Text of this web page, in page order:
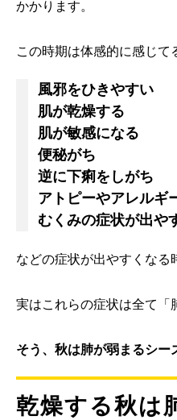
かかります。
この時期は体感的に感じ
風邪をひきやすい
肌が乾燥する
肌が敏感になる
便秘がち
逆に下痢をしがち
アトピーやアレルギ
むくみの症状が出や
などの症状が出やすくなる
実はこれらの症状は全て「
そう、秋は肺が弱まるシー
乾燥する秋は